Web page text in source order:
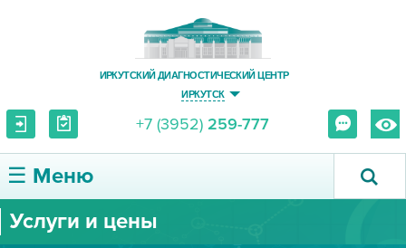
ИРКУТСКИЙ ДИАГНОСТИЧЕСКИЙ ЦЕНТР
ИРКУТСК
+7 (3952) 259-777
☰ Меню
О ЦЕНТРЕ
Услуги и цены